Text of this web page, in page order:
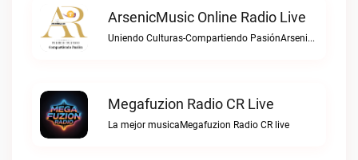
ArsenicMusic Online Radio Live
Uniendo Culturas-Compartiendo PasiónArsenicMusic Online Radio live
Megafuzion Radio CR Live
La mejor musicaMegafuzion Radio CR live